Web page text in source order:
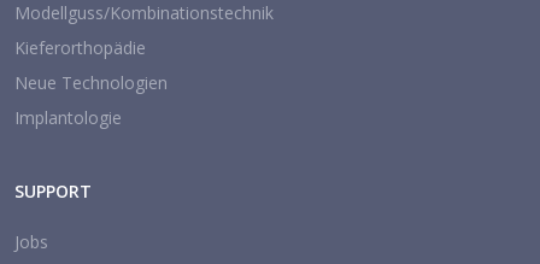
Modellguss/Kombinationstechnik
Kieferorthopädie
Neue Technologien
Implantologie
SUPPORT
Jobs